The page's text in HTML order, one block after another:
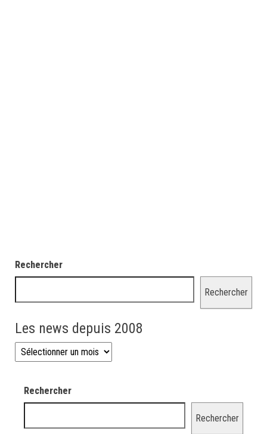
Rechercher
Rechercher
Les news depuis 2008
Les news depuis 2008
Rechercher
Rechercher